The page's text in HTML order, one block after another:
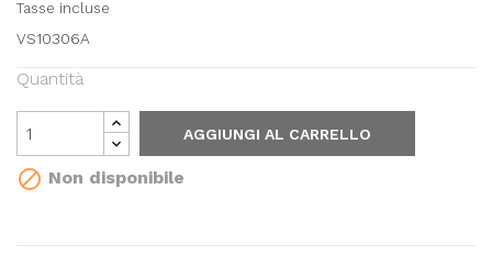
Tasse incluse
VS10306A
Quantità
AGGIUNGI AL CARRELLO
 Non disponibile